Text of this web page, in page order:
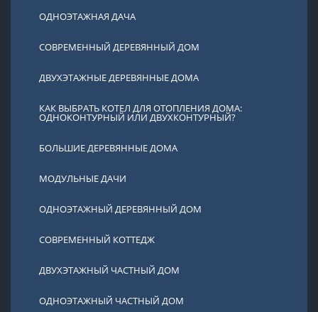
ОДНОЭТАЖНАЯ ДАЧА
СОВРЕМЕННЫЙ ДЕРЕВЯННЫЙ ДОМ
ДВУХЭТАЖНЫЕ ДЕРЕВЯННЫЕ ДОМА
КАК ВЫБРАТЬ КОТЕЛ ДЛЯ ОТОПЛЕНИЯ ДОМА:
ОДНОКОНТУРНЫЙ ИЛИ ДВУХКОНТУРНЫЙ?
БОЛЬШИЕ ДЕРЕВЯННЫЕ ДОМА
МОДУЛЬНЫЕ ДАЧИ
ОДНОЭТАЖНЫЙ ДЕРЕВЯННЫЙ ДОМ
СОВРЕМЕННЫЙ КОТТЕДЖ
ДВУХЭТАЖНЫЙ ЧАСТНЫЙ ДОМ
ОДНОЭТАЖНЫЙ ЧАСТНЫЙ ДОМ